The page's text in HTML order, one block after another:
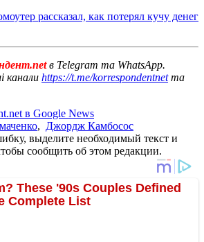
рассказал, как потерял кучу денег
в Telegram та WhatsApp.
канали https://t.me/korrespondentnetта
в Google News
, Джордж Камбосос
выделите необходимый текст и
сообщить об этом редакции.